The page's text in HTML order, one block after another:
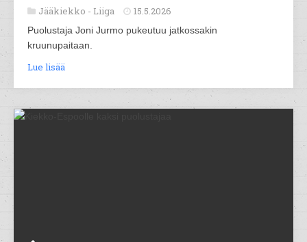
Jääkiekko - Liiga 15.5.2026
Puolustaja Joni Jurmo pukeutuu jatkossakin
kruunupaitaan.
Lue lisää